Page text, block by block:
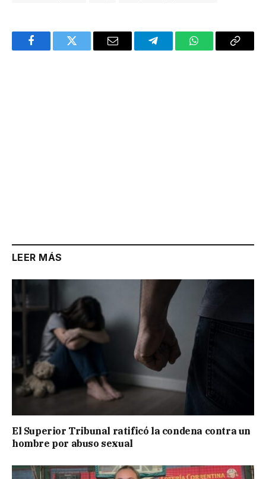
FacebookTwitter Email TelegramWhatsAppCopy
LEER MÁS
El Superior Tribunal ratificó la condena contra un
hombre por abuso sexual